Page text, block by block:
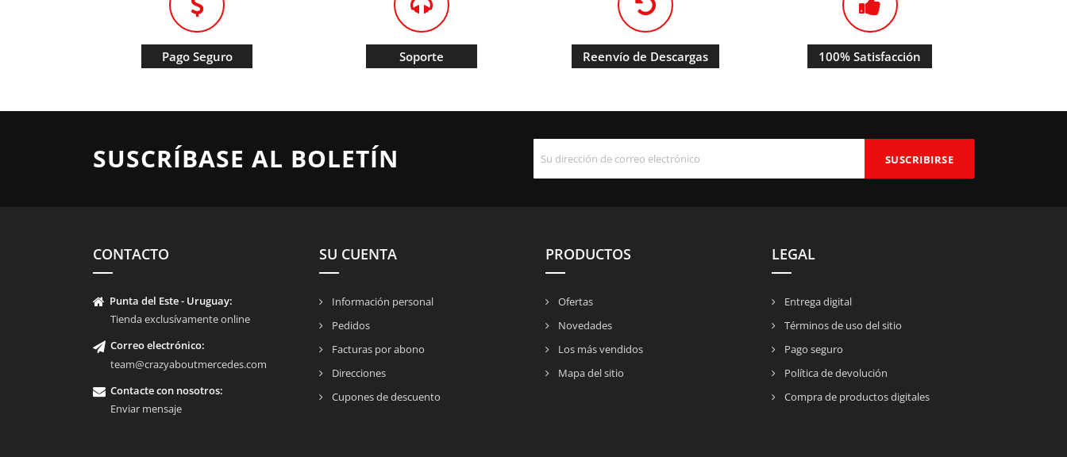
Pago Seguro Soporte Reenvío de Descargas 100% Satisfacción
SUSCRÍBASE AL BOLETÍN
CONTACTO
Punta del Este - Uruguay:
Tienda exclusívamente online
Correo electrónico:
team@crazyaboutmercedes.com
Contacte con nosotros:
Enviar mensaje
SU CUENTA
Información personal
Pedidos
Facturas por abono
Direcciones
Cupones de descuento
PRODUCTOS
Ofertas
Novedades
Los más vendidos
Mapa del sitio
LEGAL
Entrega digital
Términos de uso del sitio
Pago seguro
Política de devolución
Compra de productos digitales